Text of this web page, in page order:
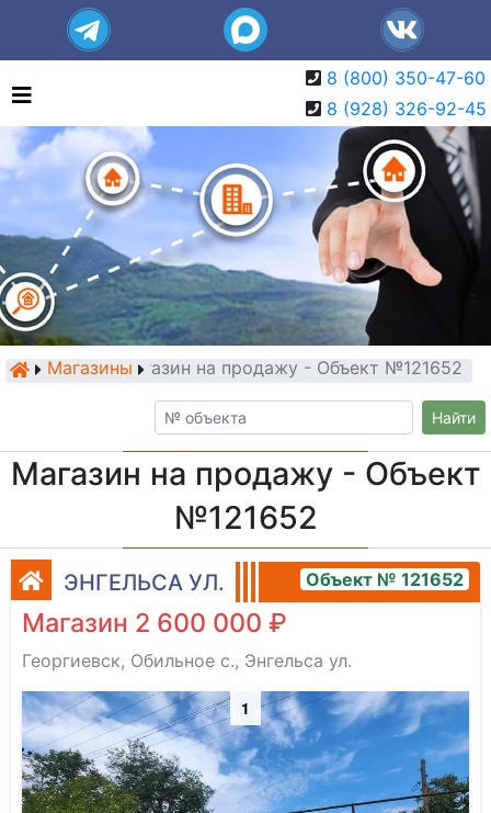
8 (800) 350-47-60
8 (928) 326-92-45
МагазиныМагазин на продажу - Объект №121652
Найти
Магазин на продажу - Объект
№121652
ЭНГЕЛЬСА УЛ. Объект № 121652
Магазин 2 600 000 ₽
Георгиевск, Обильное с., Энгельса ул.
1